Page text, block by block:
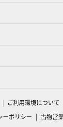
ご利用環境について
ーポリシー
古物営